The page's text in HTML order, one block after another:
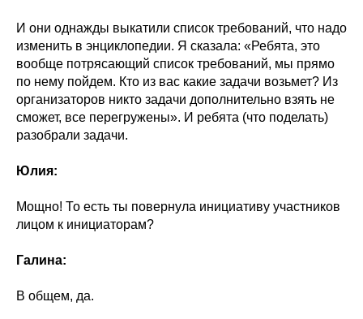
И они однажды выкатили список требований, что надо
изменить в энциклопедии. Я сказала: «Ребята, это
вообще потрясающий список требований, мы прямо
по нему пойдем. Кто из вас какие задачи возьмет? Из
организаторов никто задачи дополнительно взять не
сможет, все перегружены». И ребята (что поделать)
разобрали задачи.
Юлия:
Мощно! То есть ты повернула инициативу участников
лицом к инициаторам?
Галина:
В общем, да.